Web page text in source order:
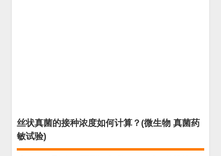
丝状真菌的接种浓度如何计算？(微生物 真菌药
敏试验)